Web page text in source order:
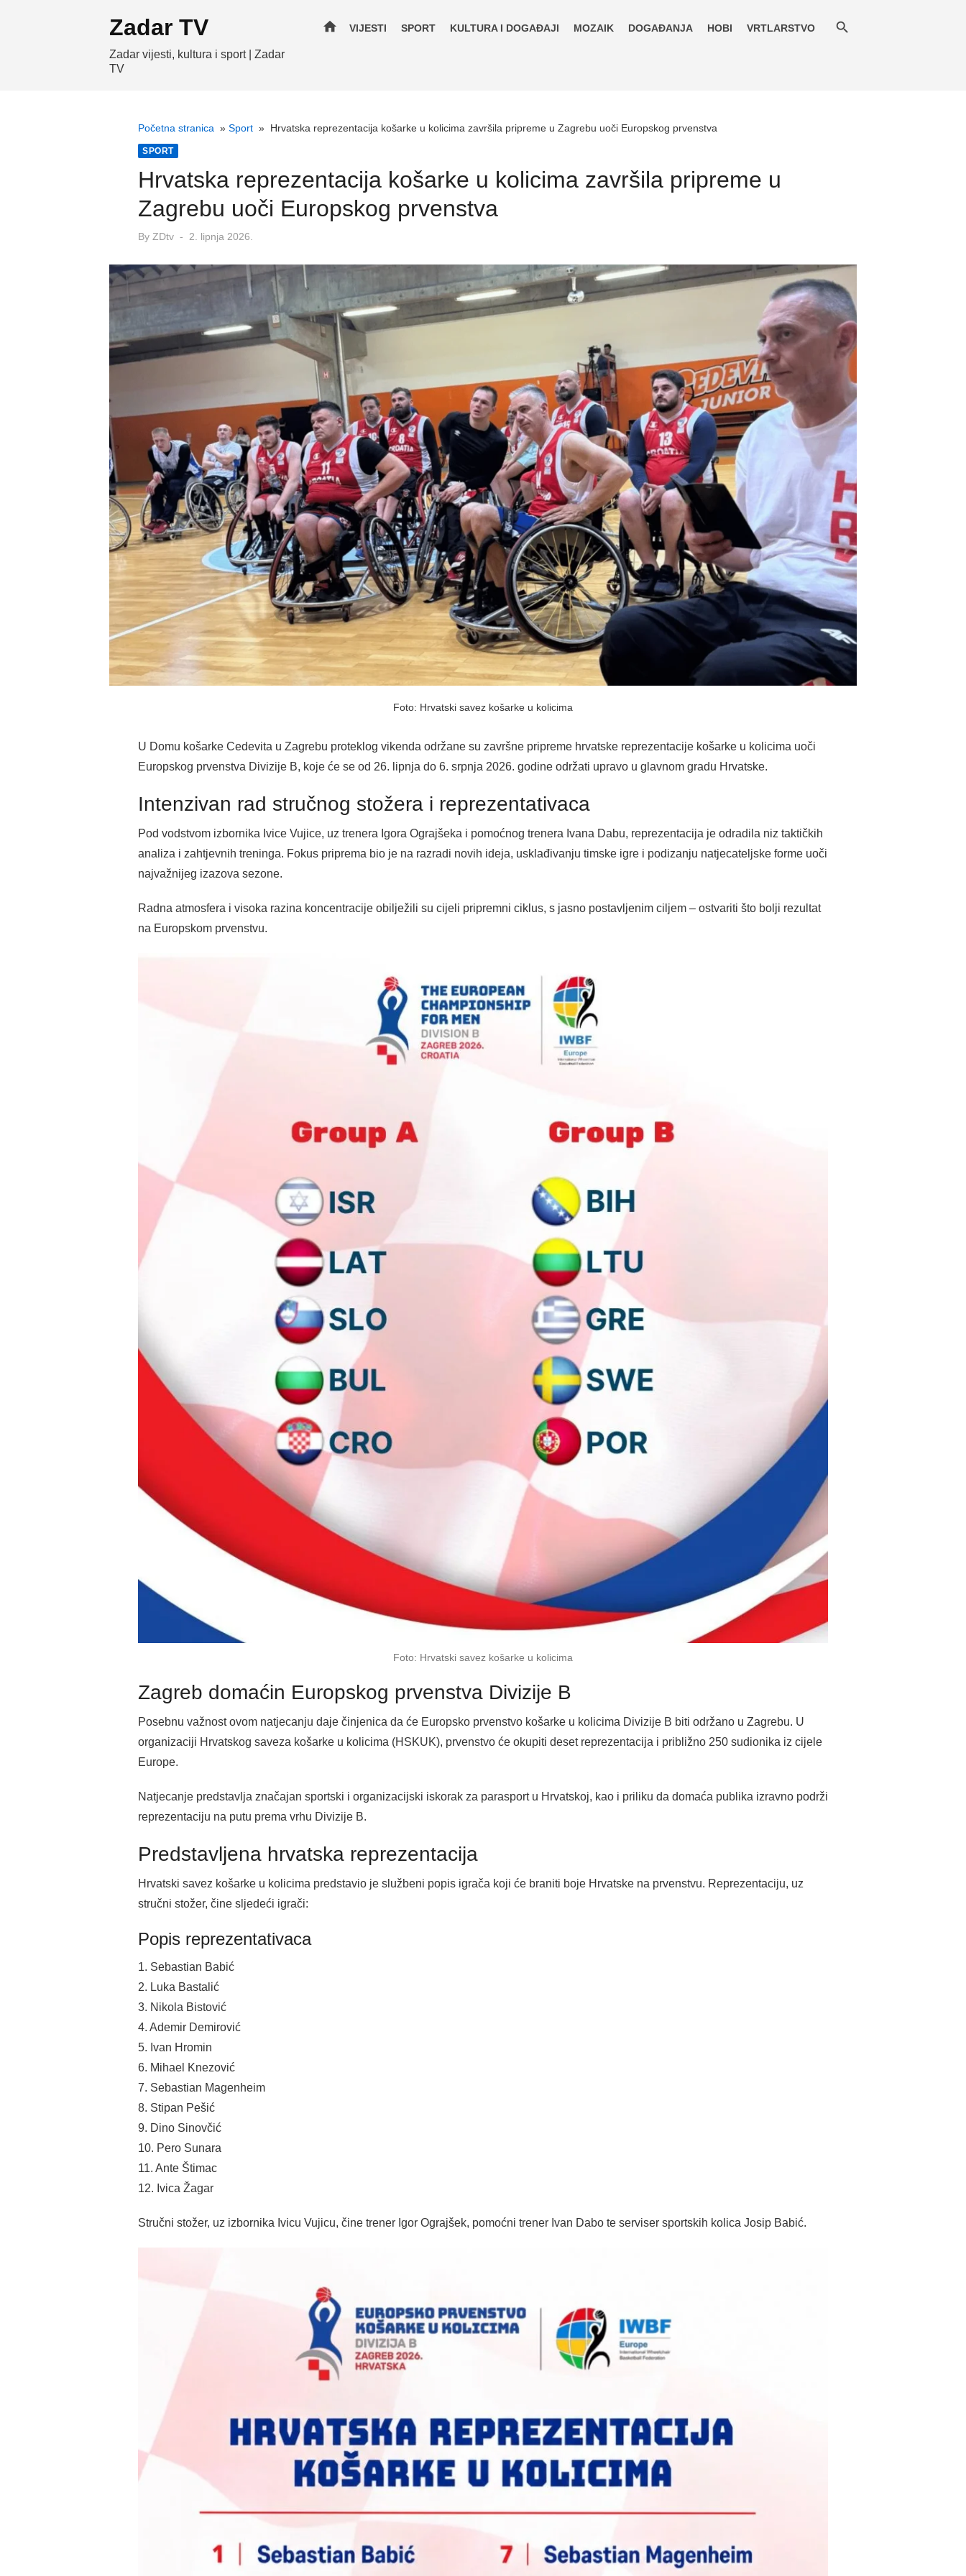
Zadar TV
Zadar vijesti, kultura i sport | Zadar
TV
home VIJESTI SPORT KULTURA I DOGAĐAJI MOZAIK DOGAĐANJA HOBI VRTLARSTVO
Početna stranica » Sport » Hrvatska reprezentacija košarke u kolicima završila pripreme u Zagrebu uoči Europskog prvenstva
SPORT
Hrvatska reprezentacija košarke u kolicima završila pripreme u
Zagrebu uoči Europskog prvenstva
By ZDtv
Posted
2. lipnja 2026.
Foto: Hrvatski savez košarke u kolicima
U Domu košarke Cedevita u Zagrebu proteklog vikenda održane su završne pripreme hrvatske reprezentacije košarke u kolicima uoči
Europskog prvenstva Divizije B, koje će se od 26. lipnja do 6. srpnja 2026. godine održati upravo u glavnom gradu Hrvatske.
Intenzivan rad stručnog stožera i reprezentativaca
Pod vodstvom izbornika Ivice Vujice, uz trenera Igora Ograjšeka i pomoćnog trenera Ivana Dabu, reprezentacija je odradila niz taktičkih
analiza i zahtjevnih treninga. Fokus priprema bio je na razradi novih ideja, usklađivanju timske igre i podizanju natjecateljske forme uoči
najvažnijeg izazova sezone.
Radna atmosfera i visoka razina koncentracije obilježili su cijeli pripremni ciklus, s jasno postavljenim ciljem – ostvariti što bolji rezultat
na Europskom prvenstvu.
Foto: Hrvatski savez košarke u kolicima
Zagreb domaćin Europskog prvenstva Divizije B
Posebnu važnost ovom natjecanju daje činjenica da će Europsko prvenstvo košarke u kolicima Divizije B biti održano u Zagrebu. U
organizaciji Hrvatskog saveza košarke u kolicima (HSKUK), prvenstvo će okupiti deset reprezentacija i približno 250 sudionika iz cijele
Europe.
Natjecanje predstavlja značajan sportski i organizacijski iskorak za parasport u Hrvatskoj, kao i priliku da domaća publika izravno podrži
reprezentaciju na putu prema vrhu Divizije B.
Predstavljena hrvatska reprezentacija
Hrvatski savez košarke u kolicima predstavio je službeni popis igrača koji će braniti boje Hrvatske na prvenstvu. Reprezentaciju, uz
stručni stožer, čine sljedeći igrači:
Popis reprezentativaca
1. Sebastian Babić
2. Luka Bastalić
3. Nikola Bistović
4. Ademir Demirović
5. Ivan Hromin
6. Mihael Knezović
7. Sebastian Magenheim
8. Stipan Pešić
9. Dino Sinovčić
10. Pero Sunara
11. Ante Štimac
12. Ivica Žagar
Stručni stožer, uz izbornika Ivicu Vujicu, čine trener Igor Ograjšek, pomoćni trener Ivan Dabo te serviser sportskih kolica Josip Babić.